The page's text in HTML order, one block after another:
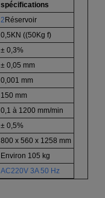
spécifications
2 Réservoir
0,5KN ((50Kg f)
± 0,3%
± 0,05 mm
0,001 mm
150 mm
0,1 à 1200 mm/min
± 0,5%
800 x 560 x 1258 mm
Environ 105 kg
AC220V 3A 50 Hz